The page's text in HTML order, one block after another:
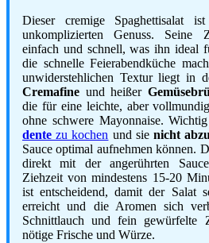
Dieser cremige Spaghettisalat
unkomplizierten Genuss. Seine
einfach und schnell, was ihn ideal
die schnelle Feierabendküche
unwiderstehlichen Textur liegt in
Cremafine und heißer
die für eine leichte, aber
ohne schwere Mayonnaise.
dente zu kochen und sienicht
Sauce optimal aufnehmen können.
direkt mit der angerührten
Ziehzeit von mindestens 15-20
ist entscheidend, damit der Salat
erreicht und die Aromen sich
Schnittlauch und fein gewürfelte
nötige Frische und Würze.